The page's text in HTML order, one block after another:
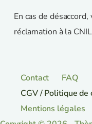
En cas de
réclamation à la
Contact
FAQ
CGV / Politique
Mentions légales